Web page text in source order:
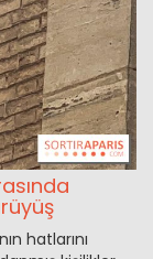
hatlarını